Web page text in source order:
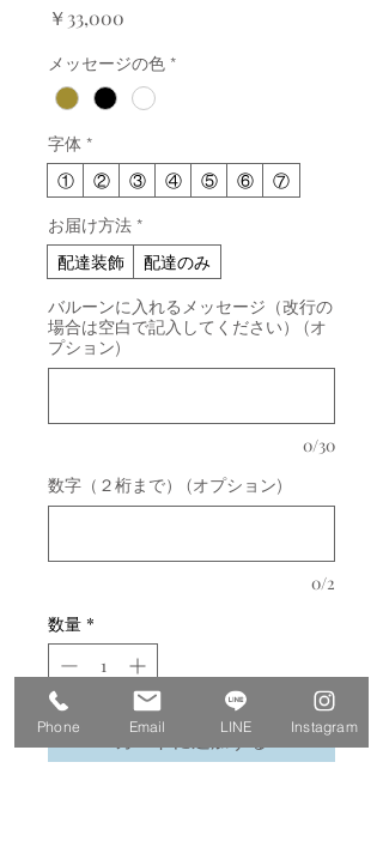
￥33,000
メッセージの色 *
字体 *
① ② ③ ④ ⑤ ⑥ ⑦
お届け方法 *
配達装飾 配達のみ
バルーンに入れるメッセージ（改行の
場合は空白で記入してください） (オ
プション)
0/30
数字（２桁まで） (オプション)
0/2
数量 *
Phone Email LINE Instagram